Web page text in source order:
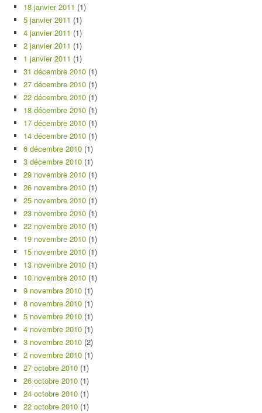
18 janvier 2011 (1)
5 janvier 2011 (1)
4 janvier 2011 (1)
2 janvier 2011 (1)
1 janvier 2011 (1)
31 décembre 2010 (1)
27 décembre 2010 (1)
22 décembre 2010 (1)
18 décembre 2010 (1)
17 décembre 2010 (1)
14 décembre 2010 (1)
6 décembre 2010 (1)
3 décembre 2010 (1)
29 novembre 2010 (1)
26 novembre 2010 (1)
25 novembre 2010 (1)
23 novembre 2010 (1)
22 novembre 2010 (1)
19 novembre 2010 (1)
15 novembre 2010 (1)
13 novembre 2010 (1)
10 novembre 2010 (1)
9 novembre 2010 (1)
8 novembre 2010 (1)
5 novembre 2010 (1)
4 novembre 2010 (1)
3 novembre 2010 (2)
2 novembre 2010 (1)
27 octobre 2010 (1)
26 octobre 2010 (1)
24 octobre 2010 (1)
22 octobre 2010 (1)